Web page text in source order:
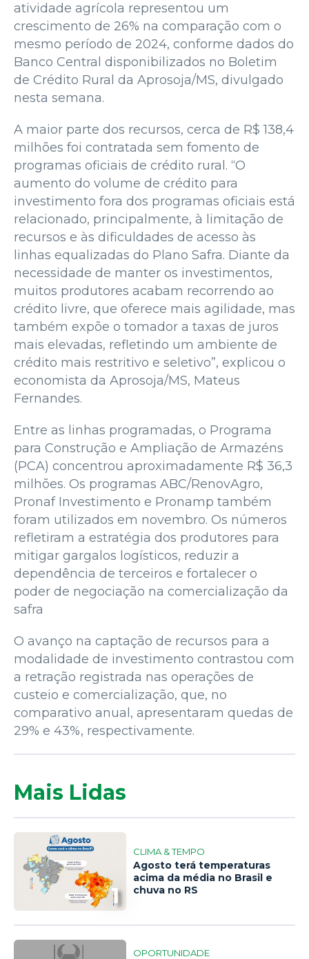
atividade agrícola representou um
crescimento de 26% na comparação com o
mesmo período de 2024, conforme dados do
Banco Central disponibilizados no Boletim
de Crédito Rural da Aprosoja/MS, divulgado
nesta semana.
A maior parte dos recursos, cerca de R$ 138,4
milhões foi contratada sem fomento de
programas oficiais de crédito rural. “O
aumento do volume de crédito para
investimento fora dos programas oficiais está
relacionado, principalmente, à limitação de
recursos e às dificuldades de acesso às
linhas equalizadas do Plano Safra. Diante da
necessidade de manter os investimentos,
muitos produtores acabam recorrendo ao
crédito livre, que oferece mais agilidade, mas
também expõe o tomador a taxas de juros
mais elevadas, refletindo um ambiente de
crédito mais restritivo e seletivo”, explicou o
economista da Aprosoja/MS, Mateus
Fernandes.
Entre as linhas programadas, o Programa
para Construção e Ampliação de Armazéns
(PCA) concentrou aproximadamente R$ 36,3
milhões. Os programas ABC/RenovAgro,
Pronaf Investimento e Pronamp também
foram utilizados em novembro. Os números
refletiram a estratégia dos produtores para
mitigar gargalos logísticos, reduzir a
dependência de terceiros e fortalecer o
poder de negociação na comercialização da
safra
O avanço na captação de recursos para a
modalidade de investimento contrastou com
a retração registrada nas operações de
custeio e comercialização, que, no
comparativo anual, apresentaram quedas de
29% e 43%, respectivamente.
Mais Lidas
1
CLIMA & TEMPO
Agosto terá temperaturas
acima da média no Brasil e
chuva no RS
OPORTUNIDADE